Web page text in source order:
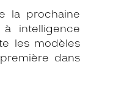
la prochaine
intelligence
les modèles
dans